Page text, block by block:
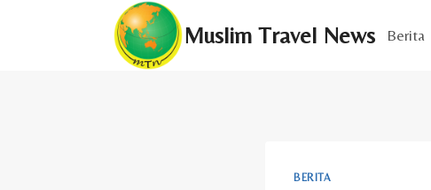
Muslim Travel News Berita
BERITA